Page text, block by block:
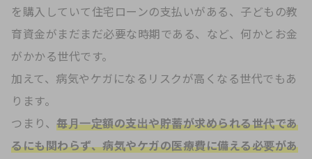
を購入していて住宅ローンの支払いがある、子どもの教
育資金がまだまだ必要な時期である、など、何かとお金
がかかる世代です。
加えて、病気やケガになるリスクが高くなる世代でもあ
ります。
つまり、 毎月一定額の支出や貯蓄が求められる世代であ
るにも関わらず、病気やケガの医療費に備える必要があ